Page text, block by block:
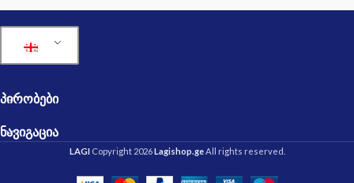
ᲞᲘᲠᲝᲑᲔᲑᲘ
ᲜᲐᲕᲘᲒᲐᲪᲘᲐ
LAGI Copyright 2026Lagishop.geAll rights reserved.